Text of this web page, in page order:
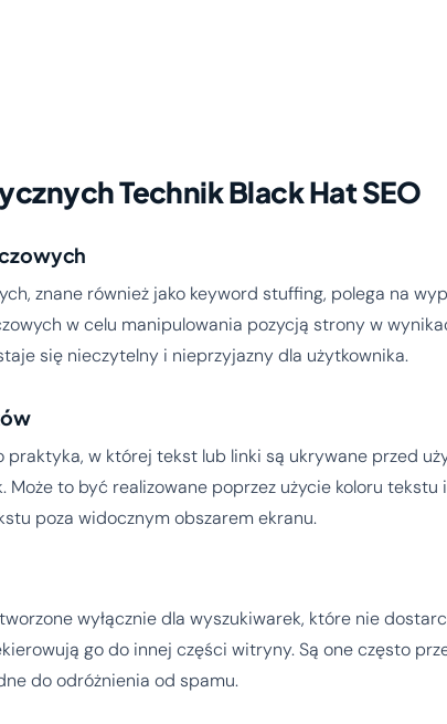
Technik Black Hat SEO
znane również jako keyword stuffing, polega na
w celu manipulowania pozycją strony w
się nieczytelny i nieprzyjazny dla użytkownika.
praktyka, w której tekst lub linki są ukrywane przed
Może to być realizowane poprzez użycie koloru tekstu
poza widocznym obszarem ekranu.
wyłącznie dla wyszukiwarek, które nie
go do innej części witryny. Są one często
do odróżnienia od spamu.